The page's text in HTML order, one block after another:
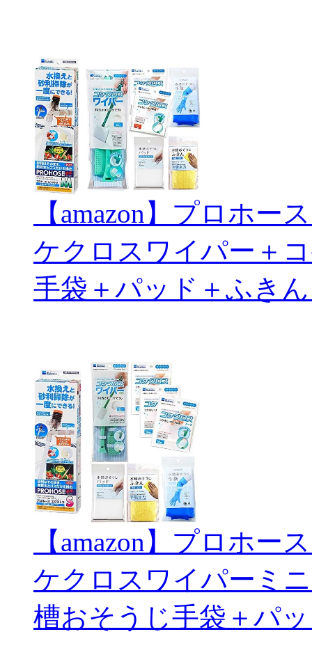
【amazon】プロホ
ケクロスワイパー＋
手袋＋パッド＋ふき
【amazon】プロホー
ケクロスワイパーミ
槽おそうじ手袋＋パ